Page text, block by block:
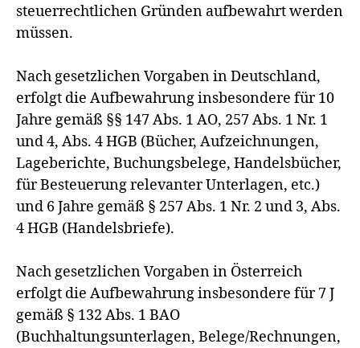
steuerrechtlichen Gründen aufbewahrt werden
müssen.
Nach gesetzlichen Vorgaben in Deutschland,
erfolgt die Aufbewahrung insbesondere für 10
Jahre gemäß §§ 147 Abs. 1 AO, 257 Abs. 1 Nr. 1
und 4, Abs. 4 HGB (Bücher, Aufzeichnungen,
Lageberichte, Buchungsbelege, Handelsbücher,
für Besteuerung relevanter Unterlagen, etc.)
und 6 Jahre gemäß § 257 Abs. 1 Nr. 2 und 3, Abs.
4 HGB (Handelsbriefe).
Nach gesetzlichen Vorgaben in Österreich
erfolgt die Aufbewahrung insbesondere für 7 J
gemäß § 132 Abs. 1 BAO
(Buchhaltungsunterlagen, Belege/Rechnungen,